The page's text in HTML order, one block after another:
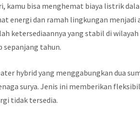
kamu bisa menghemat biaya listrik
energi dan ramah lingkungan menjadi
ketersediaannya yang stabil di
sepanjang tahun.
hybrid yang menggabungkan dua
surya. Jenis ini memberikan
tidak tersedia.